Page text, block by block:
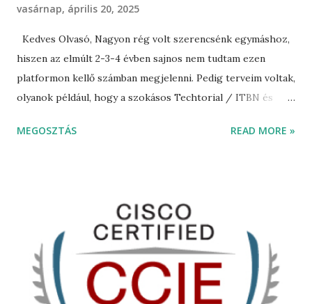
vasárnap, április 20, 2025
Kedves Olvasó, Nagyon rég volt szerencsénk egymáshoz,
hiszen az elmúlt 2-3-4 évben sajnos nem tudtam ezen
platformon kellő számban megjelenni. Pedig terveim voltak,
olyanok például, hogy a szokásos Techtorial / ITBN és
esettanulmányok mellett a CCIE Service Provider
amivel érdemes és kell is foglalkozni azok számára, akik
hálózati terület iránt érdeklődnek. Ilyen például az AI
fejlődése a hálózat monitorozó vagy menedzselő
rendszerek esetén, vagy olyan "új" paradigmaváltó
megoldások mint a segment routing... Mivel, most
MEGOSZTÁS READ MORE »